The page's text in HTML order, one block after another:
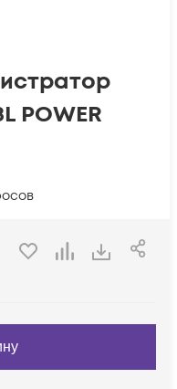
POWER